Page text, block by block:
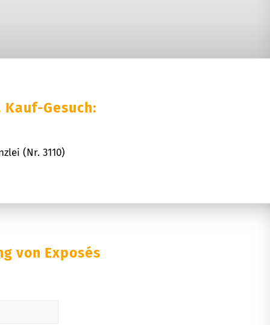
Gesuch:
(Nr. 3110)
von Exposés